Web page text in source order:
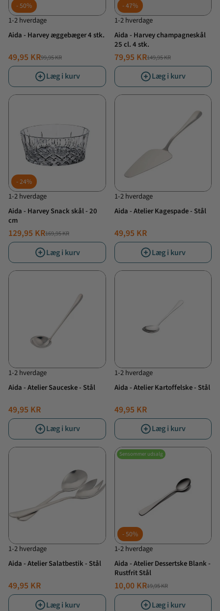
50%
1-2 hverdage
Aida - Harvey æggebæger 4 stk.
NORMALPRIS
99,95 KR
TILBUDSPRIS
49,95 KR
Læg i kurv
47%
1-2 hverdage
Aida - Harvey champagneskål
25 cl. 4 stk.
NORMALPRIS
149,95 KR
TILBUDSPRIS
79,95 KR
Læg i kurv
24%
1-2 hverdage
Aida - Harvey Snack skål - 20
cm
NORMALPRIS169,95 KR
TILBUDSPRIS
129,95 KR
Læg i kurv
1-2 hverdage
Aida - Atelier Kagespade - Stål
49,95 KR
Læg i kurv
1-2 hverdage
Aida - Atelier Sauceske - Stål
49,95 KR
Læg i kurv
1-2 hverdage
Aida - Atelier Kartoffelske - Stål
49,95 KR
Læg i kurv
1-2 hverdage
Aida - Atelier Salatbestik - Stål
49,95 KR
Læg i kurv
Sensommer udsalg
50%
1-2 hverdage
Aida - Atelier Dessertske Blank -
Rustfrit Stål
NORMALPRIS
19,95 KR
TILBUDSPRIS
10,00 KR
Læg i kurv